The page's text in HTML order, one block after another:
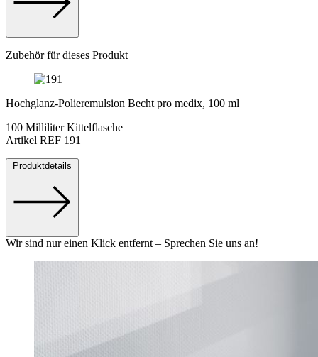
Zubehör für dieses Produkt
Hochglanz-Polieremulsion Becht pro medix, 100 ml
100 Milliliter Kittelflasche
Artikel REF 191
Produktdetails
Wir sind nur einen Klick entfernt – Sprechen Sie uns an!